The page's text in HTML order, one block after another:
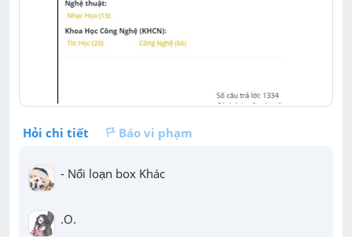
Hỏi chi tiết Báo vi phạm
- Nổi loạn box Khác
.O.